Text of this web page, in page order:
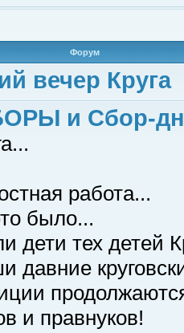
Форум
вечер Круга
и Сбор-
работа...
было...
дети тех детей
давние
и правнуков!